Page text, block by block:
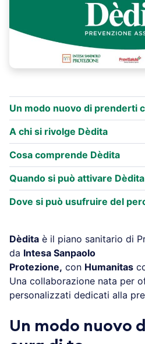
Un modo nuovo di prenderti
A chi si rivolge Dèdita
Cosa comprende Dèdita
Quando si può attivare Dèdita
Dove si può usufruire del
Dèdita è il piano sanitario di
da Intesa Sanpaolo
Protezione, con Humanitas
Una collaborazione nata per
personalizzati dedicati alla
Un modo nuovo